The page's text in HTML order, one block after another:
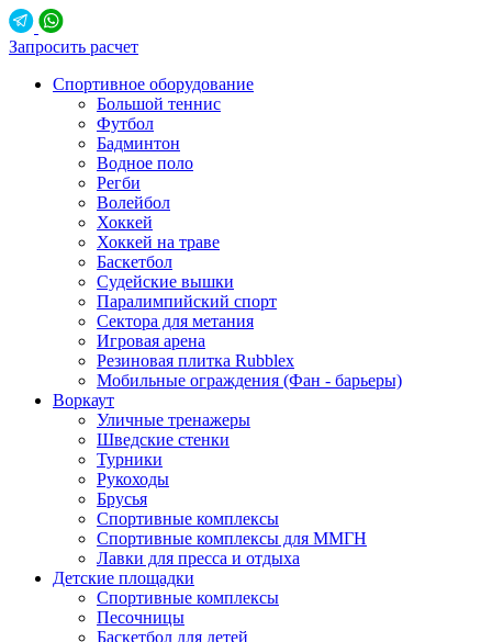
Запросить расчет
Спортивное оборудование
Большой теннис
Футбол
Бадминтон
Водное поло
Регби
Волейбол
Хоккей
Хоккей на траве
Баскетбол
Судейские вышки
Паралимпийский спорт
Сектора для метания
Игровая арена
Резиновая плитка Rubblex
Мобильные ограждения (Фан - барьеры)
Воркаут
Уличные тренажеры
Шведские стенки
Турники
Рукоходы
Брусья
Спортивные комплексы
Спортивные комплексы для ММГН
Лавки для пресса и отдыха
Детские площадки
Спортивные комплексы
Песочницы
Баскетбол для детей